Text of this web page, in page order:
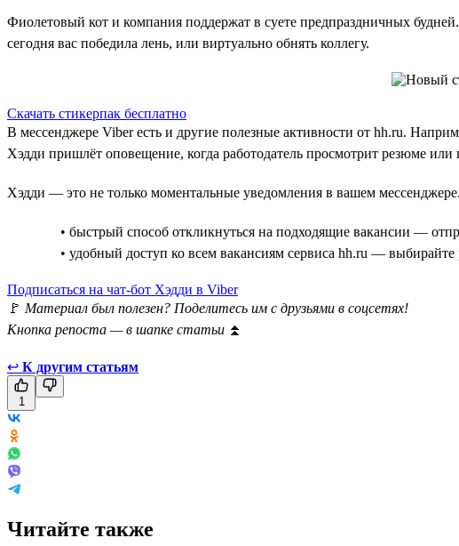
Фиолетовый кот и компания поддержат в суете предпраздничных
сегодня вас победила лень, или виртуально обнять коллегу.
Скачать стикерпак бесплатно
В мессенджере Viber есть и другие полезные активности от hh.ru.
Хэдди пришлёт оповещение, когда работодатель просмотрит резюме
Хэдди — это не только моментальные уведомления в вашем
• быстрый способ откликнуться на подходящие вакансии —
• удобный доступ ко всем вакансиям сервиса hh.ru — выбирайте
Подписаться на чат-бот Хэдди в Viber
🚩 Материал был полезен? Поделитесь им с друзьями в соцсетях!
Кнопка репоста — в шапке статьи ⏫
↩ К другим статьям
1
Читайте также